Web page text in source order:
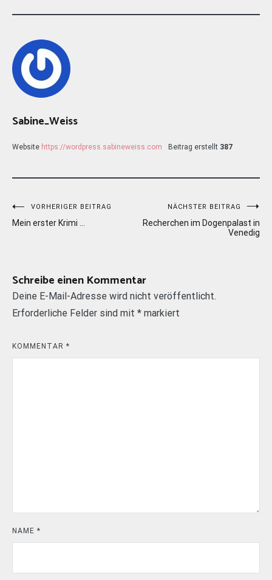
Sabine_Weiss
Website https://wordpress.sabineweiss.com Beitrag erstellt 387
Beitragsnavigation
VORHERIGER BEITRAG
Mein erster Krimi …
NÄCHSTER BEITRAG
Recherchen im Dogenpalast in
Venedig
Schreibe einen Kommentar
Deine E-Mail-Adresse wird nicht veröffentlicht.
Erforderliche Felder sind mit * markiert
KOMMENTAR *
NAME *